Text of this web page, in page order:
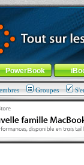
-Aller au menu de
PowerBook
Groupes